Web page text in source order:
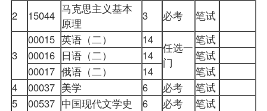
2 15044 马克思主义基本
原理
3 必考 笔试
3
00015 英语（二） 14
任选一
门
笔试
00016 日语（二） 14
笔试
00017 俄语（二） 14
笔试
4
00037 美学 6 必考
笔试
5
00537 中国现代文学史 6 必考
笔试